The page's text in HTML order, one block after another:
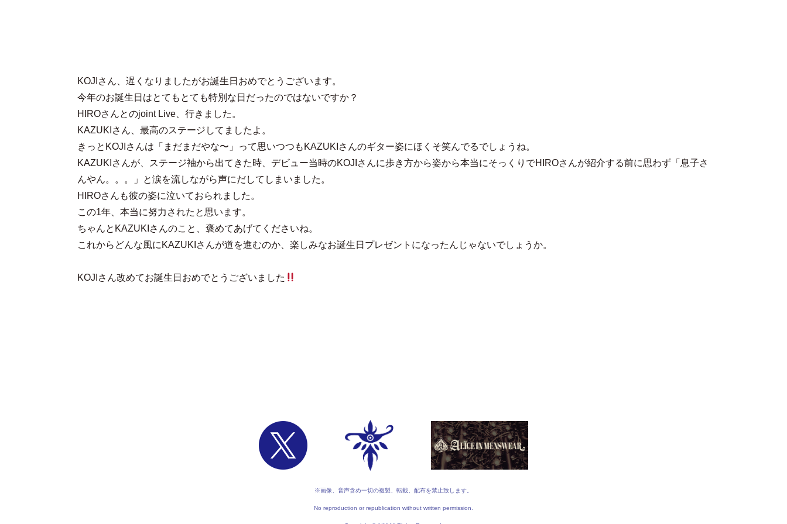
KOJIさん、遅くなりましたがお誕生日おめでとうございます。
今年のお誕生日はとてもとても特別な日だったのではないですか？
HIROさんとのjoint Live、行きました。
KAZUKIさん、最高のステージしてましたよ。
きっとKOJIさんは「まだまだやな〜」って思いつつもKAZUKIさんのギター姿にほくそ笑んでるでしょうね。
KAZUKIさんが、ステージ袖から出てきた時、デビュー当時のKOJIさんに歩き方から姿から本当にそっくりでHIROさんが紹介する前に思わず「息子さ
んやん。。。」と涙を流しながら声にだしてしまいました。
HIROさんも彼の姿に泣いておられました。
この1年、本当に努力されたと思います。
ちゃんとKAZUKIさんのこと、褒めてあげてくださいね。
これからどんな風にKAZUKIさんが道を進むのか、楽しみなお誕生日プレゼントになったんじゃないでしょうか。
KOJIさん改めてお誕生日おめでとうございました
※画像、音声含め一切の複製、転載、配布を禁止致します。
No reproduction or republication without written permission.